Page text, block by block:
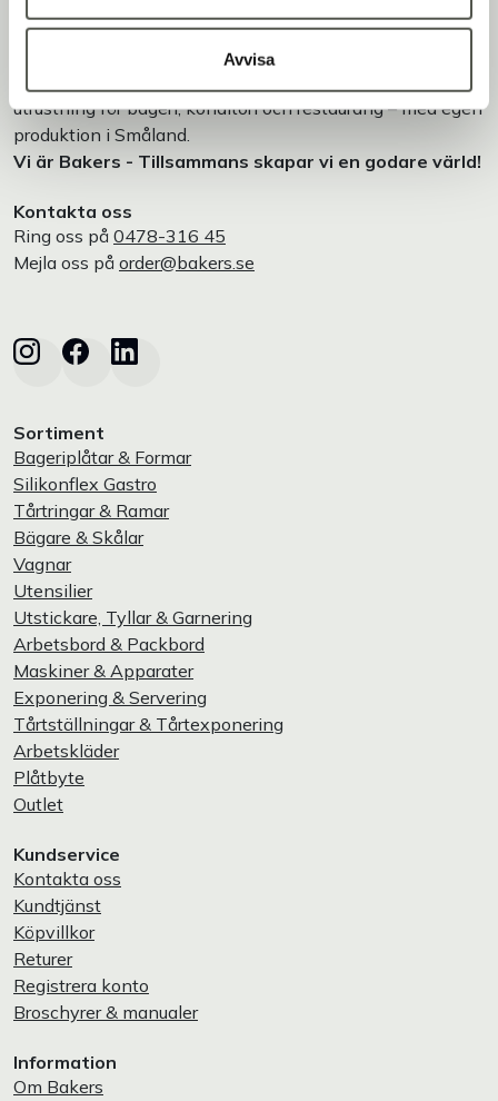
Avvisa
utrustning för bageri, konditori och restaurang – med egen
produktion i Småland.
Vi är Bakers - Tillsammans skapar vi en godare värld!
Kontakta oss
Ring oss på 0478-316 45
Mejla oss på order@bakers.se
Sortiment
Bageriplåtar & Formar
Silikonflex Gastro
Tårtringar & Ramar
Bägare & Skålar
Vagnar
Utensilier
Utstickare, Tyllar & Garnering
Arbetsbord & Packbord
Maskiner & Apparater
Exponering & Servering
Tårtställningar & Tårtexponering
Arbetskläder
Plåtbyte
Outlet
Kundservice
Kontakta oss
Kundtjänst
Köpvillkor
Returer
Registrera konto
Broschyrer & manualer
Information
Om Bakers